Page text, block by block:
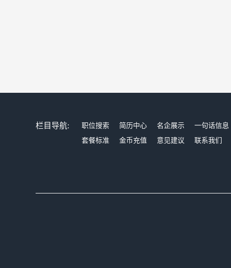
栏目导航: 职位搜索 简历中心 名企展示 一句话信息
套餐标准
金币充值 意见建议 联系我们